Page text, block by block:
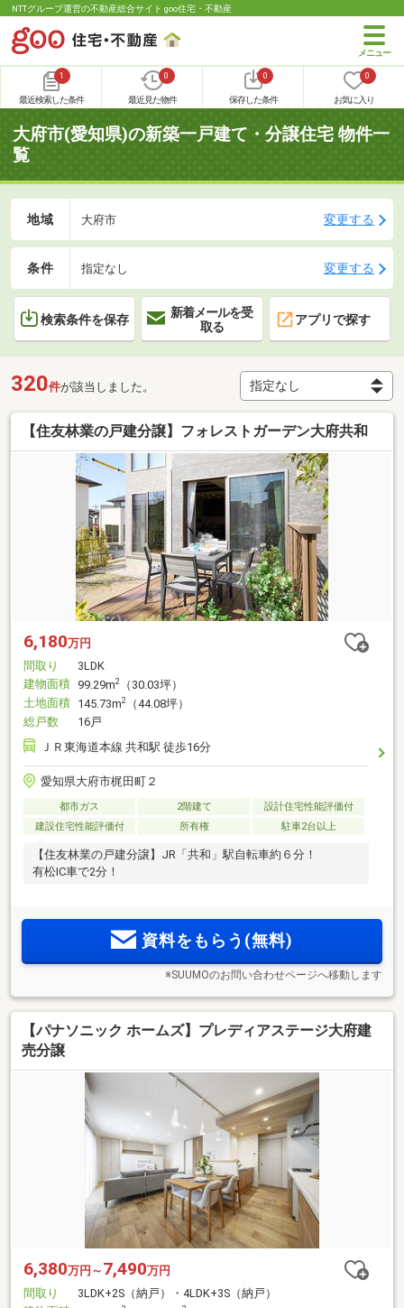
NTTグループ運営の不動産総合サイト goo住宅・不動産
1
最近検索した条件
0
最近見た物件
0
保存した条件
0
お気に入り
大府市(愛知県)の新築一戸建て・分譲住宅 物件一
覧
地域 大府市 変更する
条件 指定なし 変更する
検索条件を保存
新着メールを受
取る
アプリで探す
320件が該当しました。
【住友林業の戸建分譲】フォレストガーデン大府共和
6,180万円
間取り
3LDK
建物面積 99.29m2
（30.03坪）
土地面積 145.73m2
（44.08坪）
総戸数
16戸
ＪＲ東海道本線 共和駅 徒歩16分
愛知県大府市梶田町２
都市ガス 2階建て
設計住宅性能評価付
建設住宅性能評価付
所有権 駐車2台以上
【住友林業の戸建分譲】JR「共和」駅自転車約６分！
有松IC車で2分！
資料をもらう(無料)
※SUUMOのお問い合わせページへ移動します
【パナソニック ホームズ】プレディアステージ大府建
売分譲
6,380万円～ 7,490万円
間取り
3LDK+2S（納戸）・4LDK+3S（納戸）